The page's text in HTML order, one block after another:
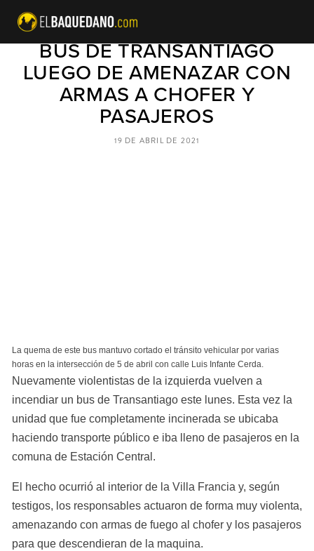
DELINCUENTES INCENDIAN
BUS DE TRANSANTIAGO
LUEGO DE AMENAZAR CON
ARMAS A CHOFER Y
PASAJEROS
La quema de este bus mantuvo cortado el tránsito vehicular por varias
horas en la intersección de 5 de abril con calle Luis Infante Cerda.
Nuevamente violentistas de la izquierda vuelven a
incendiar un bus de Transantiago este lunes. Esta vez la
unidad que fue completamente incinerada se ubicaba
haciendo transporte público e iba lleno de pasajeros en la
comuna de Estación Central.
El hecho ocurrió al interior de la Villa Francia y, según
testigos, los responsables actuaron de forma muy violenta,
amenazando con armas de fuego al chofer y los pasajeros
para que descendieran de la maquina.
19 DE ABRIL DE 2021